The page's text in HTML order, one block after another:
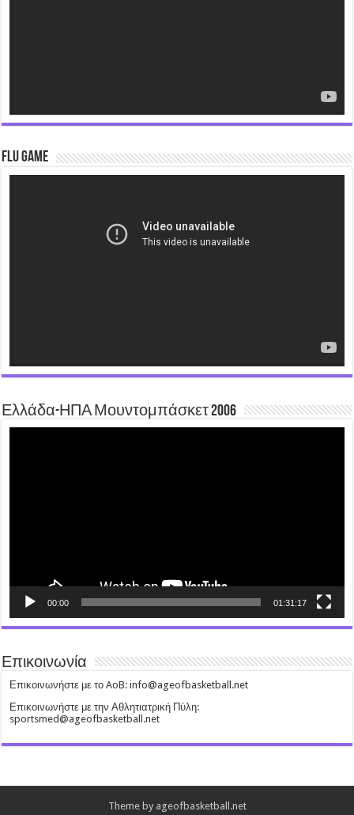
Flu Game
Ελλάδα-ΗΠΑ Μουντομπάσκετ 2006
00:00 01:31:17
Επικοινωνία
Επικοινωνήστε με το AoB: info@ageofbasketball.net
Επικοινωνήστε με την Αθλητιατρική Πύλη:
sportsmed@ageofbasketball.net
Theme by ageofbasketball.net